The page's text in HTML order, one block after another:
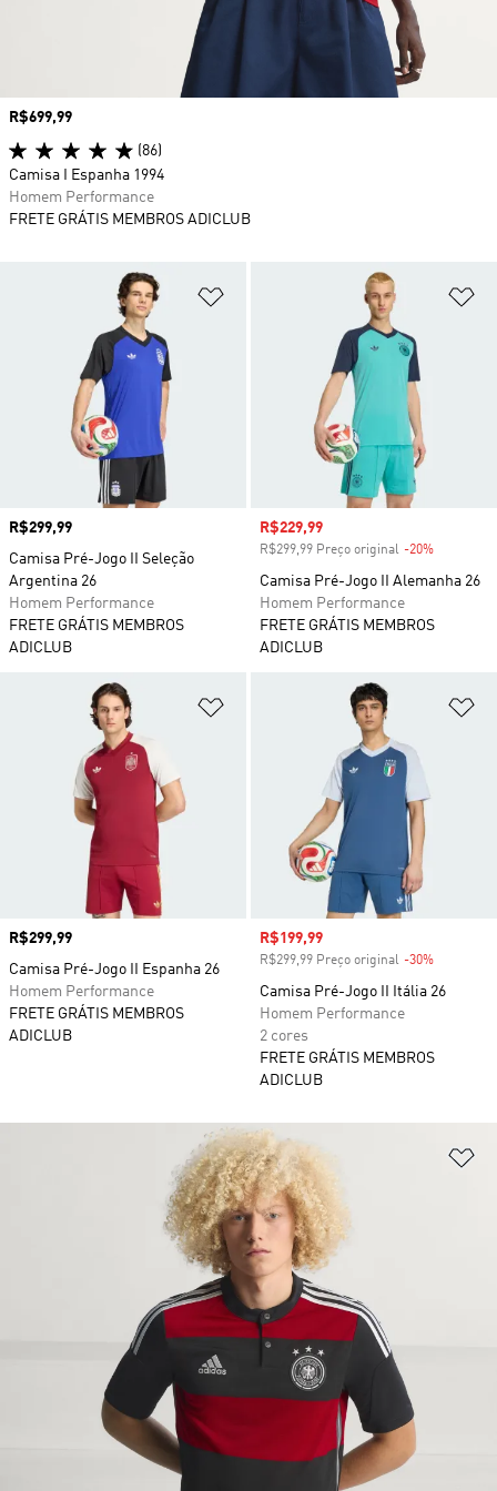
Adicionar à Lista de Desejos
Preço
R$299,99
Camisa Pré-Jogo II Seleção
Argentina 26
Homem Performance
FRETE GRÁTIS MEMBROS
ADICLUB
Preço com desconto
R$229,99
R$299,99 Preço original -20%
Camisa Pré-Jogo II Alemanha 26
Homem Performance
FRETE GRÁTIS MEMBROS
ADICLUB
Adicionar à Lista de Desejos
Preço
R$299,99
Camisa Pré-Jogo II Espanha 26
Homem Performance
FRETE GRÁTIS MEMBROS
ADICLUB
Preço com desconto
R$199,99
R$299,99 Preço original -30%
Camisa Pré-Jogo II Itália 26
Homem Performance
2 cores
FRETE GRÁTIS MEMBROS
ADICLUB
Preço
R$699,99
(86)
Camisa I Espanha 1994
Homem Performance
FRETE GRÁTIS MEMBROS ADICLUB